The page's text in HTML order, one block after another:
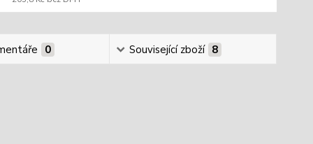
0 Související zboží 8